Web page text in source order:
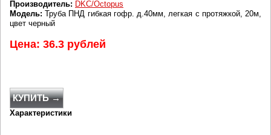
Производитель: DKC/Octopus
Модель: Труба ПНД гибкая гофр. д.40мм, легкая с протяжкой, 20м,
цвет черный
Цена: 36.3 рублей
КУПИТЬ →
Характеристики